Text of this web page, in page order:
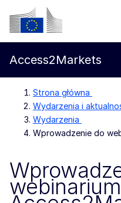
Przejdź do głównej
Komisja Europejska
Access2Markets
Strona główna
Wydarzenia i
Wydarzenia
Wprowadzenie do
webinarium